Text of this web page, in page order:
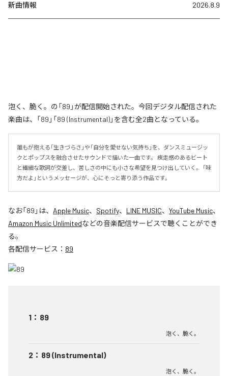
新曲情報 2026.8.9
泡く、脆く。の「89」が配信開始された。今回デジタル配信された
楽曲は、「89」「89 (Instrumental)」を含む全2曲となっている。
誰もが抱える「生きづらさ」や「自分を愛せない気持ち」を、ダンスミュージッ
クとポップスを融合させたサウンドで描いた一曲です。 疾走感のあるビート
と繊細な歌詞が交差し、苦しさの中にも小さな希望を見つけ出していく。 「味
方だよ」というメッセージが、心にそっと寄り添う作品です。
なお「89 」は、 Apple Music、 Spotify、 LINE MUSIC、 YouTube Music、
Amazon Music Unlimitedなどの音楽配信サービスで聴くことができ
る。
各配信サービス： 89
1 ： 89
泡く、脆く。
2 ： 89 (Instrumental)
泡く、脆く。